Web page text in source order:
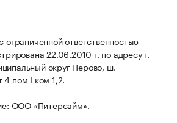
ответственностью
22.06.2010 г. по адресу г.
округ Перово, ш.
4 пом I ком 1,2.
ООО «Питерсайм».